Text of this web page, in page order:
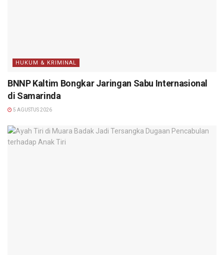
HUKUM & KRIMINAL
BNNP Kaltim Bongkar Jaringan Sabu Internasional
di Samarinda
5 AGUSTUS 2026